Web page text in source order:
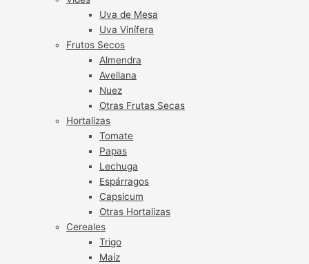
Uva de Mesa
Uva Vinífera
Frutos Secos
Almendra
Avellana
Nuez
Otras Frutas Secas
Hortalizas
Tomate
Papas
Lechuga
Espárragos
Capsicum
Otras Hortalizas
Cereales
Trigo
Maíz